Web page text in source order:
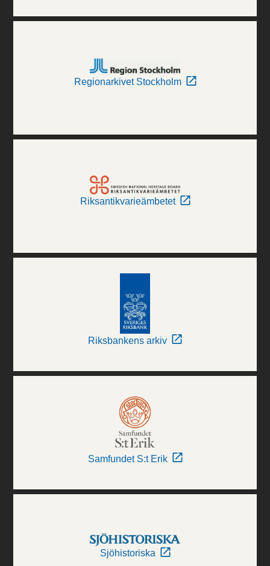
Regionarkivet Stockholm
Riksantikvarieämbetet
Riksbankens arkiv
Samfundet S:t Erik
Sjöhistoriska